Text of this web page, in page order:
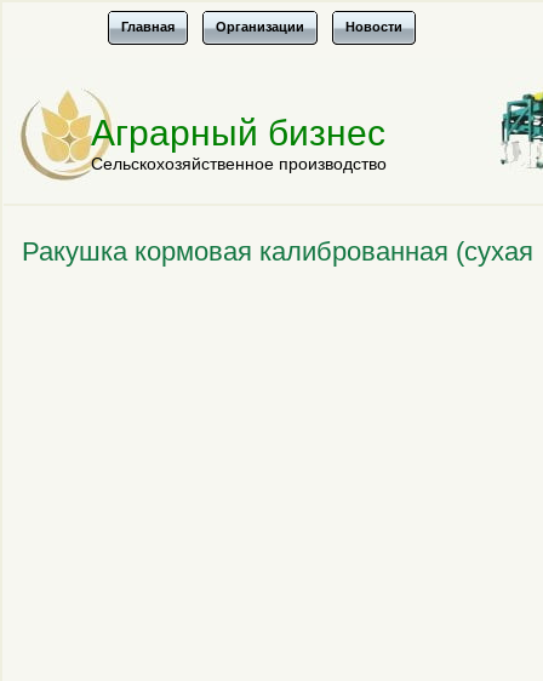
Главная Организации Новости
Аграрный бизнес
Сельскохозяйственное производство
Ракушка кормовая калиброванная (сухая